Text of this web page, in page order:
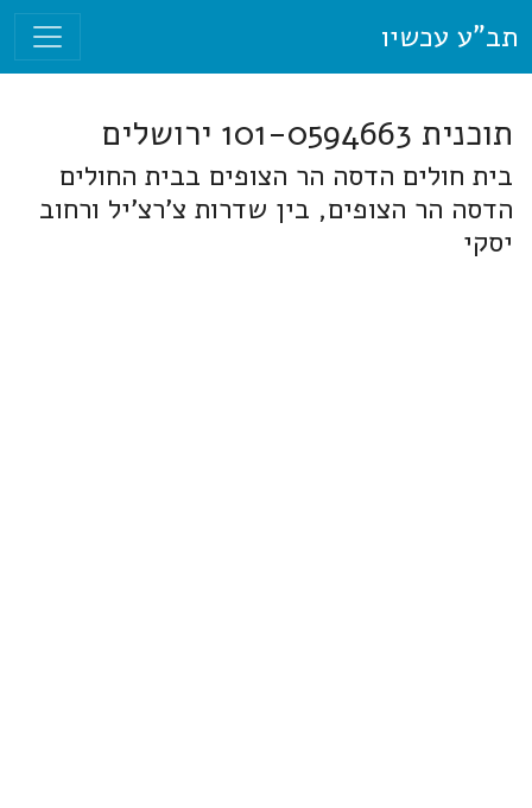
תב"ע עכשיו
תוכנית 101-0594663 ירושלים
בית חולים הדסה הר הצופים בבית החולים
הדסה הר הצופים, בין שדרות צ'רצ'יל ורחוב
יסקי